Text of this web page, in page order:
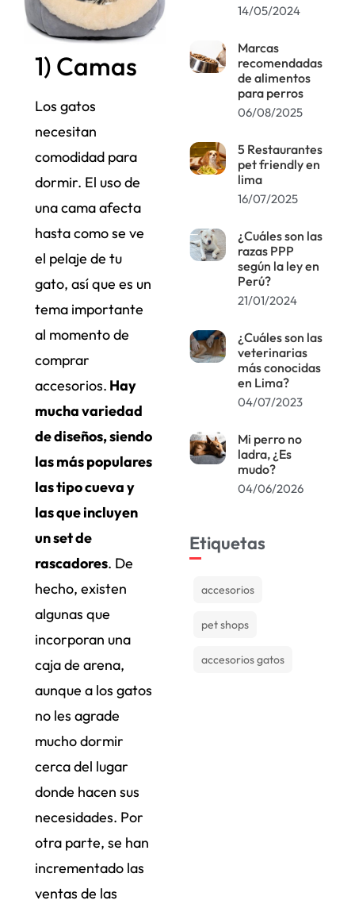
1) Camas
Los gatos
necesitan
comodidad para
dormir. El uso de
una cama afecta
hasta como se ve
el pelaje de tu
gato, así que es un
tema importante
al momento de
comprar
accesorios. Hay
mucha variedad
de diseños, siendo
las más populares
las tipo cueva y
las que incluyen
un set de
rascadores. De
hecho, existen
algunas que
incorporan una
caja de arena,
aunque a los gatos
no les agrade
mucho dormir
cerca del lugar
donde hacen sus
necesidades. Por
otra parte, se han
incrementado las
ventas de las
14/05/2024
Marcas
recomendadas
de alimentos
para perros
06/08/2025
5 Restaurantes
pet friendly en
lima
16/07/2025
¿Cuáles son las
razas PPP
según la ley en
Perú?
21/01/2024
¿Cuáles son las
veterinarias
más conocidas
en Lima?
04/07/2023
Mi perro no
ladra, ¿Es
mudo?
04/06/2026
Etiquetas
accesorios
pet shops
accesorios gatos